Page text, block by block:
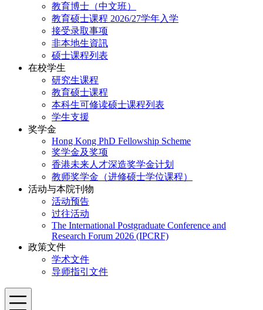
教育博士（中文班）
教育硕士课程 2026/27学年入学
接受录取事项
非本地生資訊
硕士课程列表
在校学生
研究生课程
教育硕士课程
本科生可修读硕士课程列表
学生支援
奖学金
Hong Kong PhD Fellowship Scheme
奖学金及奖项
香港未来人才深造奖学金计划
教师奖学金（进修硕士学位课程）
活动与本院刊物
活动预告
过往活动
The International Postgraduate Conference and
Research Forum 2026 (IPCRF)
政策文件
学术文件
导师指引文件
Menu